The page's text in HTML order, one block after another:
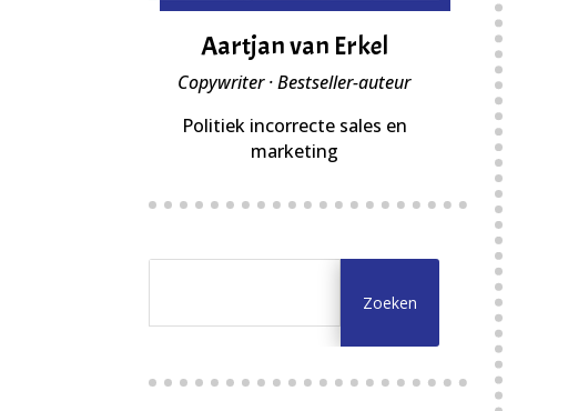
Aartjan van Erkel
Copywriter · Bestseller-auteur
Politiek incorrecte sales en
marketing